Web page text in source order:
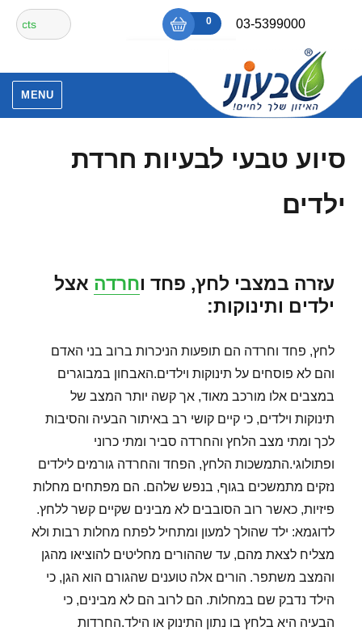
content
03-5399000
₪0
0
אין מוצרים בסל הקניות.
חיפוש
עבור:
MENU
סיוע טבעי לבעיות חרדת
ילדים
עזרה במצבי לחץ, פחד וחרדה אצל
ילדים ותינוקות:
לחץ, פחד וחרדה הם תופעות הניכרות ברוב בני האדם
והם לא פוסחים על תינוקות וילדים.האבחון במבוגרים
במצבים אלו מורכב מאוד, אך קשה יותר המצב של
תינוקות וילדים, כי קיים קושי רב באיתור הבעיה והסיבות
לכך ומתי מצב הלחץ והחרדה סביר ומתי כרוני
ופתולוגי.התמשכות הלחץ, הפחד והחרדה גורמים לילדים
נזקים מתמשכים בגוף, בנפש שלהם. הם מפתחים מחלות
פיזיות, כאשר רוב הסובבים לא מבינים שקיים קשר ללחץ.
לדוגמא: ילד שהולך למעון ומתחיל לפתח מחלות רבות ולא
מצליח לצאת מהם, עד שההורים מחליטים להוציאו מהגן
והמצב משתפר. הורים אלה טוענים שהגורם הוא הגן, כי
הילד נדבק שם במחלות. הם לרוב הם לא מבינים, כי
הבעיה היא בלחץ בו נתון התינוק או הילד.החרדות